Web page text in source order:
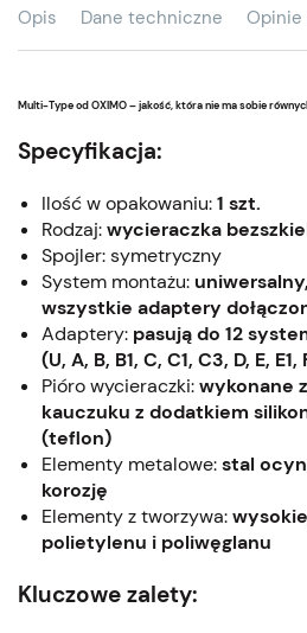
Opis Dane techniczne Opinie
Multi-Type od OXIMO – jakość, która nie ma sobie
Specyfikacja:
Ilość w opakowaniu:1 szt.
Rodzaj:wycieraczka
Spojler: symetryczny
System montażu:
wszystkie adaptery
Adaptery: pasują do 12
(U, A, B, B1, C, C1, C3, D, E, E1,
Pióro wycieraczki:wykonane
kauczuku z dodatkiem
(teflon)
Elementy metalowe:stal
korozję
Elementy z tworzywa:
polietylenu i poliwęglanu
Kluczowe zalety: